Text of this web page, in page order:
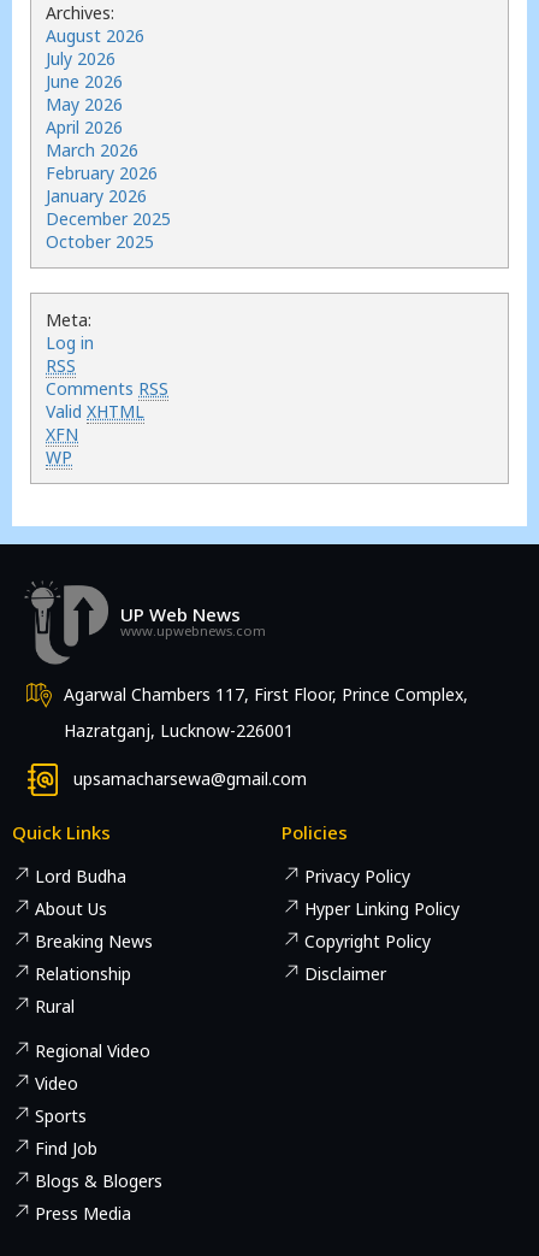
Archives:
August 2026
July 2026
June 2026
May 2026
April 2026
March 2026
February 2026
January 2026
December 2025
October 2025
Meta:
Log in
RSS
Comments RSS
Valid XHTML
XFN
WP
UP Web News
www.upwebnews.com
Agarwal Chambers 117, First Floor, Prince Complex,
Hazratganj, Lucknow-226001
upsamacharsewa@gmail.com
Quick Links
Lord Budha
About Us
Breaking News
Relationship
Rural
Regional Video
Video
Sports
Find Job
Blogs & Blogers
Press Media
Policies
Privacy Policy
Hyper Linking Policy
Copyright Policy
Disclaimer